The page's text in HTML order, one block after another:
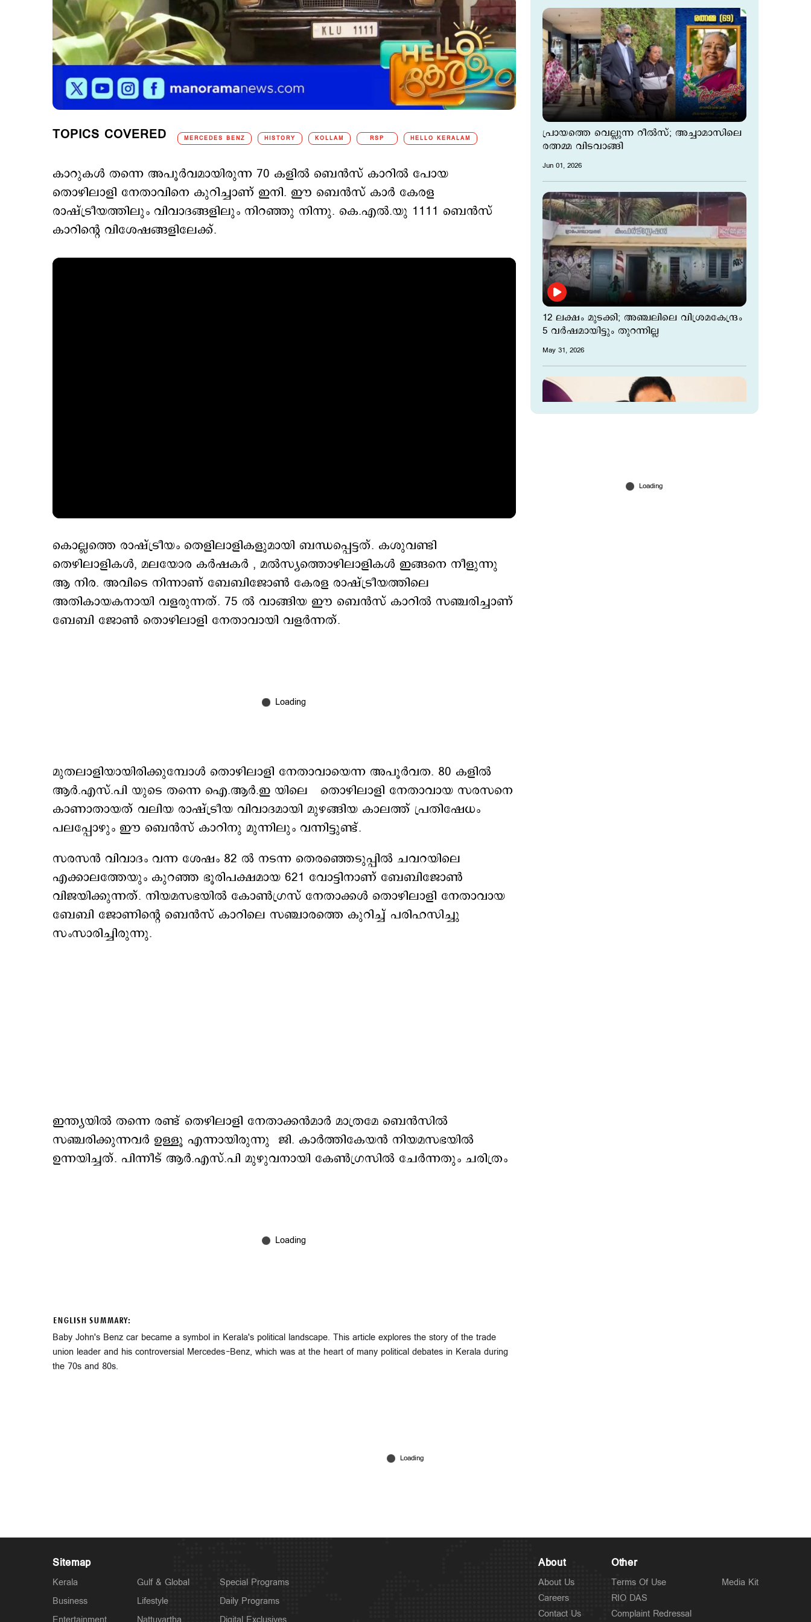
TOPICS COVERED MERCEDES BENZ HISTORY KOLLAM RSP HELLO KERALAM
കാറുകള്‍ തന്നെ അപൂര്‍വമായിരുന്ന 70 കളില്‍ ബെന്‍സ് കാറില്‍ പോയ
തൊഴിലാളി നേതാവിനെ കുറിച്ചാണ് ഇനി. ഈ ബെന്‍സ് കാര്‍ കേരള
രാഷ്ട്രീയത്തിലും വിവാദങ്ങളിലും നിറഞ്ഞു നിന്നു. കെ.എല്‍.യു 1111 ബെന്‍സ്
കാറിന്‍റെ വിശേഷങ്ങളിലേക്ക്.
കൊല്ലത്തെ രാഷ്ട്രീയം തെളിലാളികളുമായി ബന്ധപ്പെട്ടത്. കശുവണ്ടി
തെഴിലാളികള്‍, മലയോര കര്‍ഷകര്‍ , മല്‍സ്യത്തൊഴിലാളികള്‍ ഇങ്ങനെ നീളുന്നു
ആ നിര. അവിടെ നിന്നാണ് ബേബിജോണ്‍ കേരള രാഷ്ട്രീയത്തിലെ
അതികായകനായി വളരുന്നത്. 75 ല്‍ വാങ്ങിയ ഈ ബെന്‍സ് കാറില്‍ സഞ്ചരിച്ചാണ്
ബേബി ജോണ്‍ തൊഴിലാളി നേതാവായി വളര്‍ന്നത്.
മുതലാളിയായിരിക്കുമ്പോള്‍ തൊഴിലാളി നേതാവായെന്ന അപൂര്‍വത. 80 കളില്‍
ആര്‍.എസ്.പി യുടെ തന്നെ ഐ.ആര്‍.ഇ യിലെ തൊഴിലാളി നേതാവായ സരസനെ
കാണാതായത് വലിയ രാഷ്ട്രീയ വിവാദമായി മുഴങ്ങിയ കാലത്ത് പ്രതിഷേധം
പലപ്പോഴും ഈ ബെന്‍സ് കാറിനു മുന്നിലും വന്നിട്ടുണ്ട്.
സരസന്‍ വിവാദം വന്ന ശേഷം 82 ല്‍ നടന്ന തെരഞ്ഞെടുപ്പില്‍ ചവറയിലെ
എക്കാലത്തേയും കുറഞ്ഞ ഭൂരിപക്ഷമായ 621 വോട്ടിനാണ് ബേബിജോണ്‍
വിജയിക്കുന്നത്. നിയമസഭയില്‍ കോണ്‍ഗ്രസ് നേതാക്കള്‍ തൊഴിലാളി നേതാവായ
ബേബി ജോണിന്‍റെ ബെന്‍സ് കാറിലെ സഞ്ചാരത്തെ കുറിച്ച് പരിഹസിച്ചു
സംസാരിച്ചിരുന്നു.
ഇന്ത്യയില്‍ തന്നെ രണ്ട് തെഴിലാളി നേതാക്കന്‍മാര്‍ മാത്രമേ ബെന്‍സില്‍
സഞ്ചരിക്കുന്നവര്‍ ഉള്ളൂ എന്നായിരുന്നു ജി. കാര്‍ത്തികേയന്‍ നിയമസഭയില്‍
ഉന്നയിച്ചത്. പിന്നീട് ആര്‍.എസ്.പി മുഴുവനായി കേണ്‍ഗ്രസില്‍ ചേര്‍ന്നതും ചരിത്രം
ENGLISH SUMMARY:
Baby John's Benz car became a symbol in Kerala's political landscape. This article explores the story of the trade
union leader and his controversial Mercedes-Benz, which was at the heart of many political debates in Kerala during
the 70s and 80s.
പ്രായത്തെ വെല്ലുന്ന റീല്‍സ്; അച്ചാമാസിലെ
രത്നമ്മ വിടവാങ്ങി
Jun 01, 2026
12 ലക്ഷം മുടക്കി; അഞ്ചലിലെ വിശ്രമകേന്ദ്രം
5 വർഷമായിട്ടും തുറന്നില്ല
May 31, 2026
Sitemap
Kerala
Business
Gulf & Global
Lifestyle
Special Programs
Daily Programs
About
About Us
Careers
Contact Us
Other
Terms Of Use
RIO DAS
Complaint Redressal
Media Kit